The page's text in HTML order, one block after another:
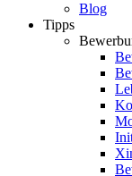
Blog
Tipps